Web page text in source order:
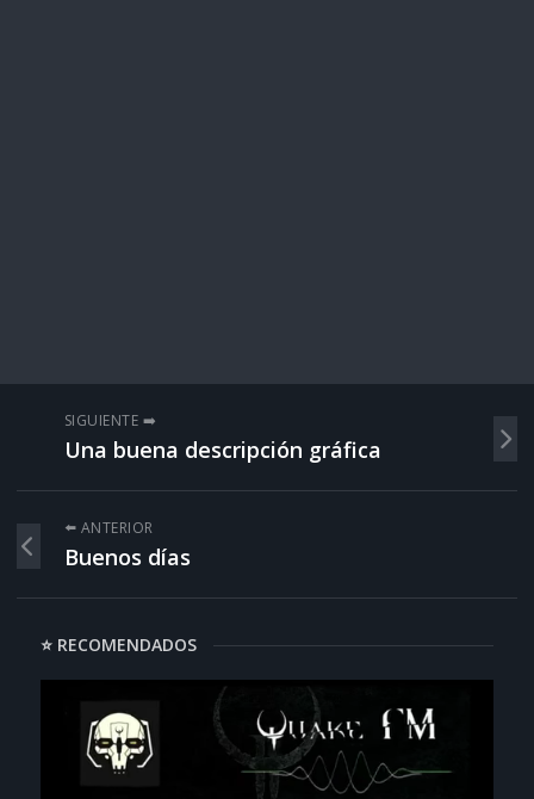
SIGUIENTE ➡️
Una buena descripción gráfica
⬅️ ANTERIOR
Buenos días
⭐ RECOMENDADOS